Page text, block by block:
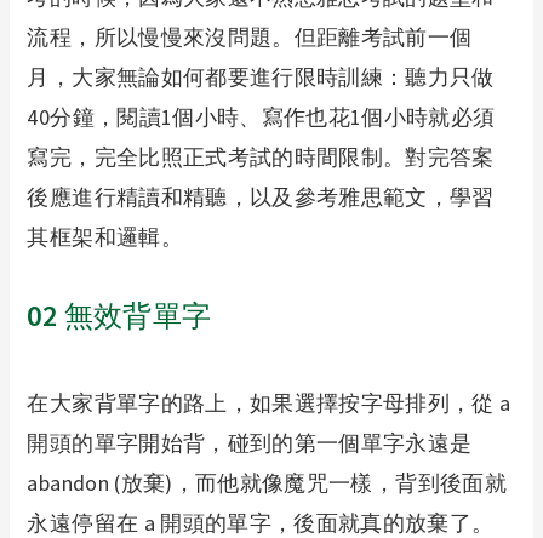
流程，所以慢慢來沒問題。但距離考試前一個
月，大家無論如何都要進行限時訓練：聽力只做
40分鐘，閱讀1個小時、寫作也花1個小時就必須
寫完，完全比照正式考試的時間限制。對完答案
後應進行精讀和精聽，以及參考雅思範文，學習
其框架和邏輯。
02 無效背單字
在大家背單字的路上，如果選擇按字母排列，從 a
開頭的單字開始背，碰到的第一個單字永遠是
abandon (放棄)，而他就像魔咒一樣，背到後面就
永遠停留在 a 開頭的單字，後面就真的放棄了。